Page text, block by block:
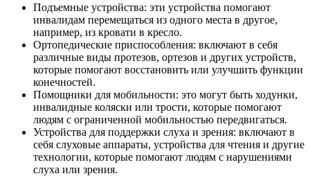
Подъемные устройства: эти устройства помогают
инвалидам перемещаться из одного места в другое,
например, из кровати в кресло.
Ортопедические приспособления: включают в себя
различные виды протезов, ортезов и других устройств,
которые помогают восстановить или улучшить функции
конечностей.
Помощники для мобильности: это могут быть ходунки,
инвалидные коляски или трости, которые помогают
людям с ограниченной мобильностью передвигаться.
Устройства для поддержки слуха и зрения: включают в
себя слуховые аппараты, устройства для чтения и другие
технологии, которые помогают людям с нарушениями
слуха или зрения.